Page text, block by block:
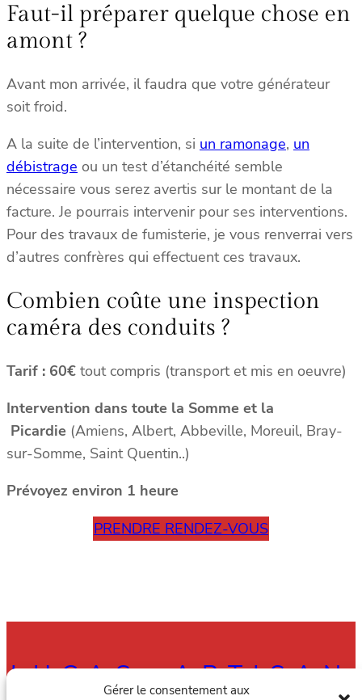
Gérer le consentement aux
Faut-il préparer quelque chose en
amont ?
Avant mon arrivée, il faudra que votre générateur
soit froid.
A la suite de l’intervention, si un ramonage, un
débistrage ou un test d’étanchéité semble
nécessaire vous serez avertis sur le montant de la
facture. Je pourrais intervenir pour ses interventions.
Pour des travaux de fumisterie, je vous renverrai vers
d’autres confrères qui effectuent ces travaux.
Combien coûte une inspection
caméra des conduits ?
Tarif : 60€ tout compris (transport et mis en oeuvre)
Intervention dans toute la Somme et la
Picardie (Amiens, Albert, Abbeville, Moreuil, Bray-
sur-Somme, Saint Quentin..)
Prévoyez environ 1 heure
PRENDRE RENDEZ-VOUS
LUCAS, ARTISAN